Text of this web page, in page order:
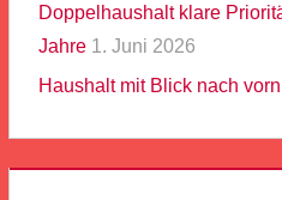
Doppelhaushalt klare
Jahre 1. Juni 2026
Haushalt mit Blick nach vorn